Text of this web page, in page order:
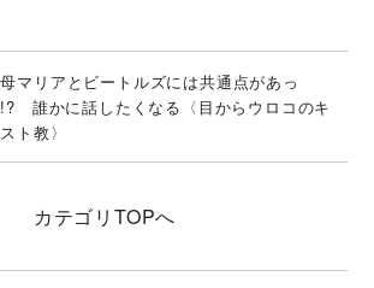
マリアとビートルズには共通点があっ
誰かに話したくなる〈目からウロコのキ
ト教〉
カテゴリ TOPへ